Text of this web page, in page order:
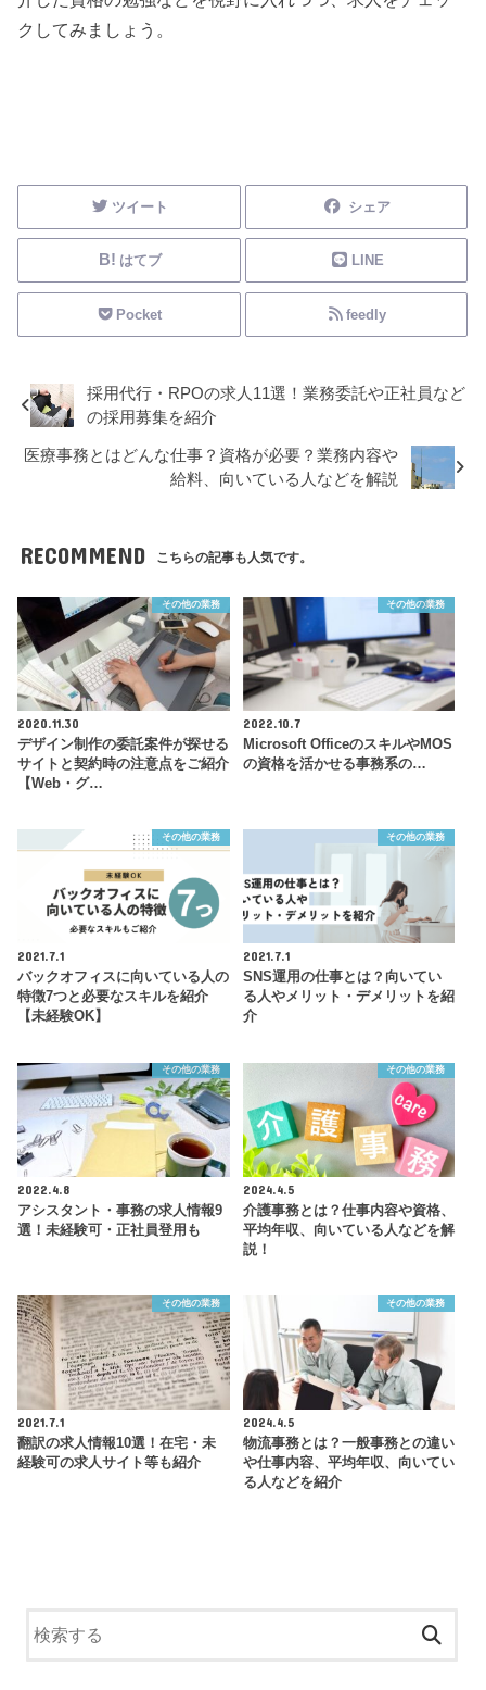
クしてみましょう。
ツイート シェア
はてブ LINE
Pocket feedly
採用代行・RPOの求人11選！業務委託や正社員など
の採用募集を紹介
医療事務とはどんな仕事？資格が必要？業務内容や
給料、向いている人などを解説
RECOMMEND こちらの記事も人気です。
その他の業務
2020.11.30
デザイン制作の委託案件が探せる
サイトと契約時の注意点をご紹介
【Web・グ…
その他の業務
2022.10.7
Microsoft OfficeのスキルやMOS
の資格を活かせる事務系の…
その他の業務
2021.7.1
バックオフィスに向いている人の
特徴7つと必要なスキルを紹介
【未経験OK】
その他の業務
2021.7.1
SNS運用の仕事とは？向いてい
る人やメリット・デメリットを紹
介
その他の業務
2022.4.8
アシスタント・事務の求人情報9
選！未経験可・正社員登用も
その他の業務
2024.4.5
介護事務とは？仕事内容や資格、
平均年収、向いている人などを解
説！
その他の業務
2021.7.1
翻訳の求人情報10選！在宅・未
経験可の求人サイト等も紹介
その他の業務
2024.4.5
物流事務とは？一般事務との違い
や仕事内容、平均年収、向いてい
る人などを紹介